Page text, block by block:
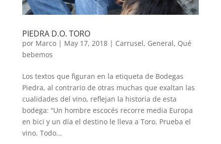
PIEDRA D.O. TORO
por Marco| May 17, 2018| Carrusel, General, Qué
bebemos
Los textos que figuran en la etiqueta de Bodegas
Piedra, al contrario de otras muchas que exaltan las
cualidades del vino, reflejan la historia de esta
bodega: “Un hombre escocés recorre media Europa
en bici y un día el destino le lleva a Toro. Prueba el
vino. Todo...